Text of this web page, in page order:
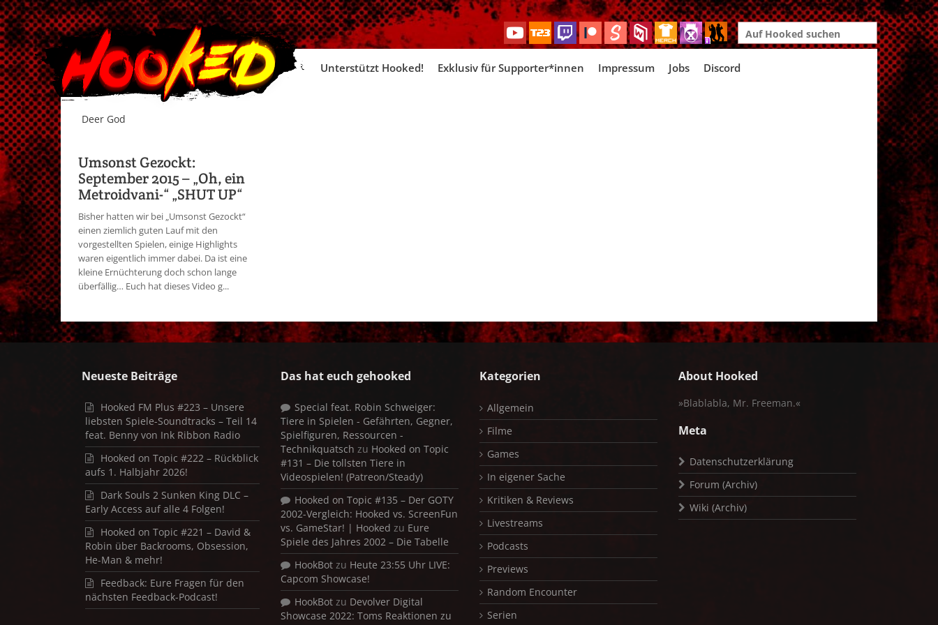
Search
for:
Skip
Unterstützt Hooked! Exklusiv für Supporter*innen Impressum Jobs Discord
Deer God
Umsonst Gezockt:
September 2015 – „Oh, ein
Metroidvani-“ „SHUT UP“
Bisher hatten wir bei „Umsonst Gezockt“
einen ziemlich guten Lauf mit den
vorgestellten Spielen, einige Highlights
waren eigentlich immer dabei. Da ist eine
kleine Ernüchterung doch schon lange
überfällig… Euch hat dieses Video g...
Neueste Beiträge
Hooked FM Plus #223 – Unsere
liebsten Spiele-Soundtracks – Teil 14
feat. Benny von Ink Ribbon Radio
Hooked on Topic #222 – Rückblick
aufs 1. Halbjahr 2026!
Dark Souls 2 Sunken King DLC –
Early Access auf alle 4 Folgen!
Hooked on Topic #221 – David &
Robin über Backrooms, Obsession,
He-Man & mehr!
Feedback: Eure Fragen für den
nächsten Feedback-Podcast!
Das hat euch gehooked
Special feat. Robin Schweiger:
Tiere in Spielen - Gefährten, Gegner,
Spielfiguren, Ressourcen -
Technikquatsch zu Hooked on Topic
#131 – Die tollsten Tiere in
Videospielen! (Patreon/Steady)
Hooked on Topic #135 – Der GOTY
2002-Vergleich: Hooked vs. ScreenFun
vs. GameStar! | Hooked zu Eure
Spiele des Jahres 2002 – Die Tabelle
HookBot zu Heute 23:55 Uhr LIVE:
Capcom Showcase!
HookBot zu Devolver Digital
Showcase 2022: Toms Reaktionen zu
Kategorien
Allgemein
Filme
Games
In eigener Sache
Kritiken & Reviews
Livestreams
Podcasts
Previews
Random Encounter
Serien
About Hooked
»Blablabla, Mr. Freeman.«
Meta
Datenschutzerklärung
Forum (Archiv)
Wiki (Archiv)